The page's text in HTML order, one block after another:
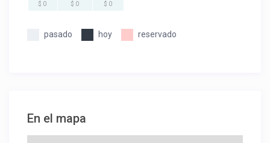
$ 0 $ 0 $ 0
pasado hoy reservado
En el mapa